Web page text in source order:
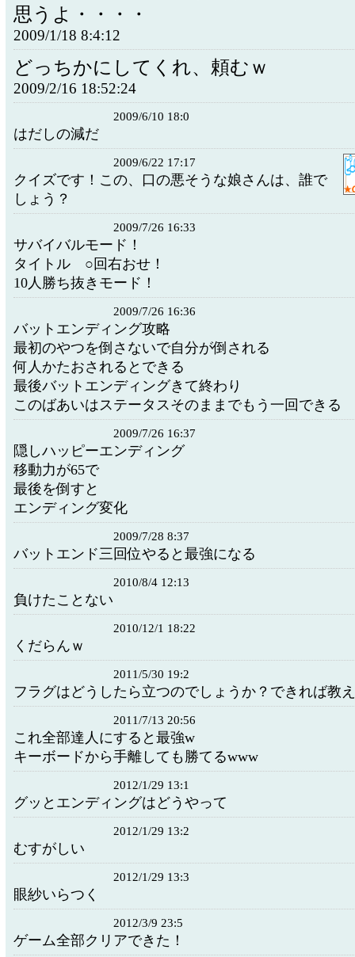
思うよ・・・・
2009/1/18 8:4:12
どっちかにしてくれ、頼むｗ
2009/2/16 18:52:24
2009/6/10 18:0
はだしの減だ
2009/6/22 17:17
クイズです！この、口の悪そうな娘さんは、誰で
しょう？
2009/7/26 16:33
サバイバルモード！
タイトル ○回右おせ！
10人勝ち抜きモード！
2009/7/26 16:36
バットエンディング攻略
最初のやつを倒さないで自分が倒される
何人かたおされるとできる
最後バットエンディングきて終わり
このばあいはステータスそのままでもう一回できる
2009/7/26 16:37
隠しハッピーエンディング
移動力が65で
最後を倒すと
エンディング変化
2009/7/28 8:37
バットエンド三回位やると最強になる
2010/8/4 12:13
負けたことない
2010/12/1 18:22
くだらんｗ
2011/5/30 19:2
フラグはどうしたら立つのでしょうか？できれば教
2011/7/13 20:56
これ全部達人にすると最強w
キーボードから手離しても勝てるwww
2012/1/29 13:1
グッとエンディングはどうやって
2012/1/29 13:2
むすがしい
2012/1/29 13:3
眼紗いらつく
2012/3/9 23:5
ゲーム全部クリアできた！